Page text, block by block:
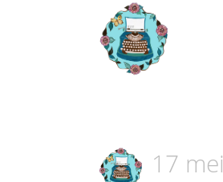
17 mei